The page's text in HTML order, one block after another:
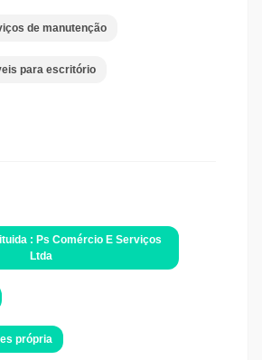
de manutenção
para escritório
: Ps Comércio E Serviços
Ltda
própria